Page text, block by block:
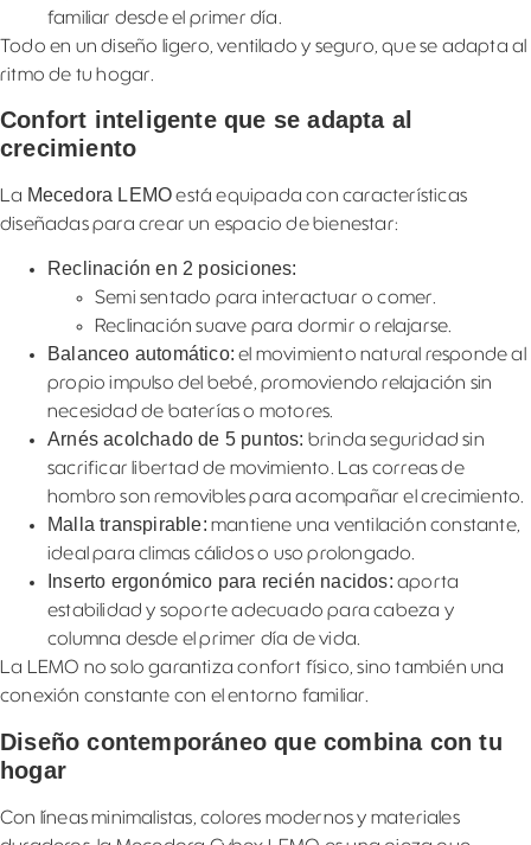
familiar desde el primer día.
Todo en un diseño ligero, ventilado y seguro, que se adapta al
ritmo de tu hogar.
Confort inteligente que se adapta al
crecimiento
La Mecedora LEMOestá equipada con características
diseñadas para crear un espacio de bienestar:
Reclinación en 2 posiciones:
Semi sentado para interactuar o comer.
Reclinación suave para dormir o relajarse.
Balanceo automático: el movimiento natural responde al
propio impulso del bebé, promoviendo relajación sin
necesidad de baterías o motores.
Arnés acolchado de 5 puntos: brinda seguridad sin
sacrificar libertad de movimiento. Las correas de
hombro son removibles para acompañar el crecimiento.
Malla transpirable: mantiene una ventilación constante,
ideal para climas cálidos o uso prolongado.
Inserto ergonómico para recién nacidos: aporta
estabilidad y soporte adecuado para cabeza y
columna desde el primer día de vida.
La LEMO no solo garantiza confort físico, sino también una
conexión constante con el entorno familiar.
Diseño contemporáneo que combina con tu
hogar
Con líneas minimalistas, colores modernos y materiales